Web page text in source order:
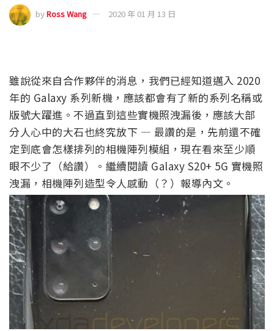
byRoss Wang 2020 年 01 月 13 日
雖說從來自合作夥伴的消息，我們已經知道邁入 2020
年的 Galaxy 系列新機，應該都會有了新的系列名稱或
版號大躍進。不過直到這些實機照洩漏後，應該大部
分人心中的大石也終究放下 — 最讚的是，先前還不確
定到底會怎樣排列的相機陣列模組，現在看來至少順
眼不少了（給讚）。繼續閱讀 Galaxy S20+ 5G 實機照
洩漏，相機陣列造型令人感動（？）報導內文。